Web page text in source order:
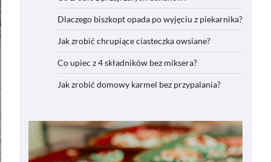
Dlaczego biszkopt opada po wyjęciu z piekarnika?
Jak zrobić chrupiące ciasteczka owsiane?
Co upiec z 4 składników bez miksera?
Jak zrobić domowy karmel bez przypalania?